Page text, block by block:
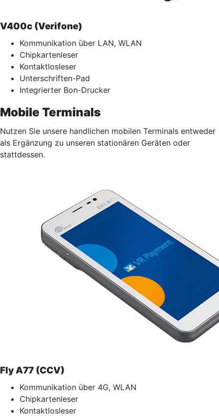
V400c (Verifone)
Kommunikation über LAN, WLAN
Chipkartenleser
Kontaktlosleser
Unterschriften-Pad
Integrierter Bon-Drucker
Mobile Terminals
Nutzen Sie unsere handlichen mobilen Terminals entweder
als Ergänzung zu unseren stationären Geräten oder
stattdessen.
Fly A77 (CCV)
Kommunikation über 4G, WLAN
Chipkartenleser
Kontaktlosleser